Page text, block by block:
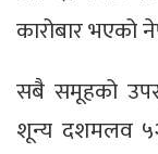
कारोबार भएको
सबै समूहको
शून्य दशमलव